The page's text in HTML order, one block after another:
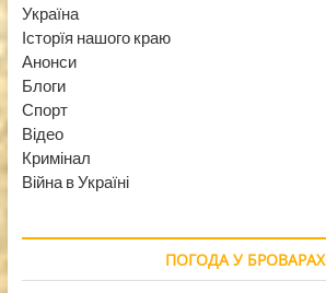
Україна
Історїя нашого краю
Анонси
Блоги
Спорт
Відео
Кримінал
Війна в Україні
ПОГОДА У БРОВАРАХ